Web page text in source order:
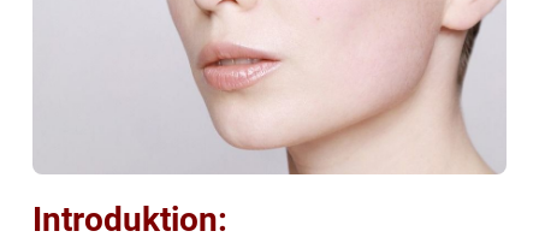
Introduktion: